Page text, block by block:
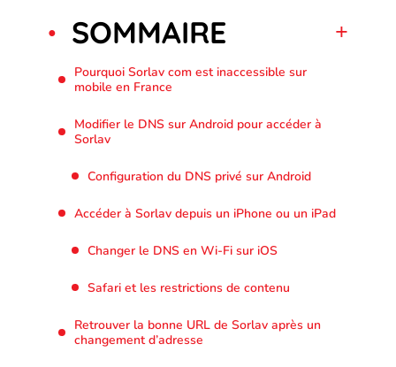
SOMMAIRE
Pourquoi Sorlav com est inaccessible sur
mobile en France
Modifier le DNS sur Android pour accéder à
Sorlav
Configuration du DNS privé sur Android
Accéder à Sorlav depuis un iPhone ou un iPad
Changer le DNS en Wi-Fi sur iOS
Safari et les restrictions de contenu
Retrouver la bonne URL de Sorlav après un
changement d’adresse